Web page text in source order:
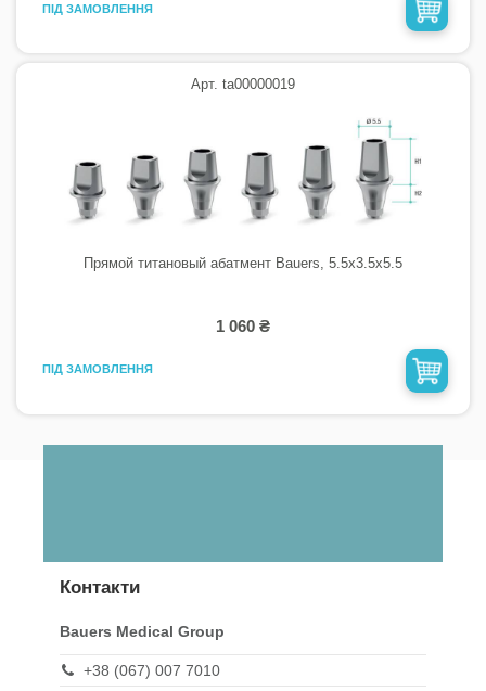
ПІД ЗАМОВЛЕННЯ
Арт. ta00000019
Прямой титановый абатмент Bauers, 5.5х3.5х5.5
1 060 ₴
ПІД ЗАМОВЛЕННЯ
Контакти
Bauers Medical Group
+38 (067) 007 7010